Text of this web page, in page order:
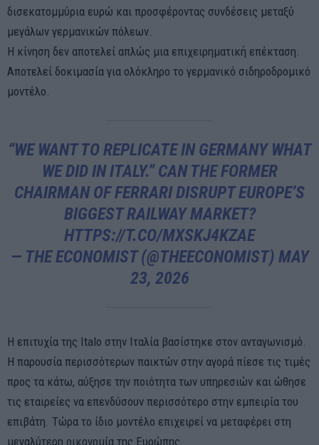
δισεκατομμύρια ευρώ και προσφέροντας συνδέσεις μεταξύ
μεγάλων γερμανικών πόλεων.
Η κίνηση δεν αποτελεί απλώς μια επιχειρηματική επέκταση.
Αποτελεί δοκιμασία για ολόκληρο το γερμανικό σιδηροδρομικό
μοντέλο.
“WE WANT TO REPLICATE IN GERMANY WHAT
WE DID IN ITALY.” CAN THE FORMER
CHAIRMAN OF FERRARI DISRUPT EUROPE’S
BIGGEST RAILWAY MARKET?
HTTPS://T.CO/MXSKJ4KZAE
— THE ECONOMIST (@THEECONOMIST) MAY
23, 2026
Η επιτυχία της Italo στην Ιταλία βασίστηκε στον ανταγωνισμό.
Η παρουσία περισσότερων παικτών στην αγορά πίεσε τις τιμές
προς τα κάτω, αύξησε την ποιότητα των υπηρεσιών και ώθησε
τις εταιρείες να επενδύσουν περισσότερο στην εμπειρία του
επιβάτη. Τώρα το ίδιο μοντέλο επιχειρεί να μεταφέρει στη
μεγαλύτερη οικονομία της Ευρώπης.